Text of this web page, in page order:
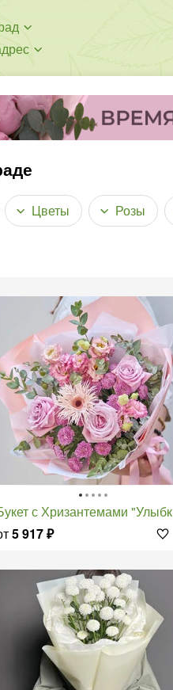
Цветы Розы
Букет с Хризантемами "Улыбка Ангела"
5 917₽